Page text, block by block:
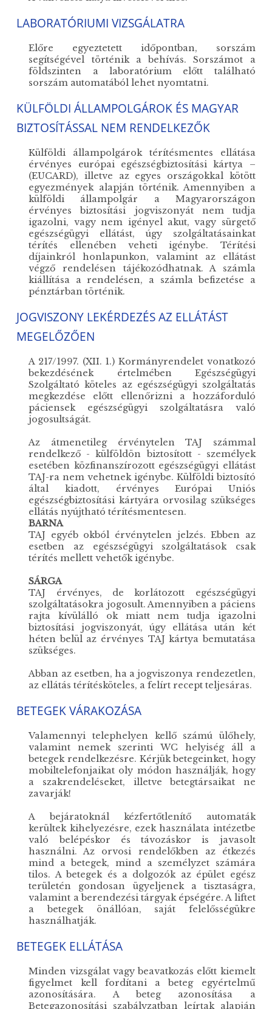
LABORATÓRIUMI VIZSGÁLATRA
Előre egyeztetett időpontban, sorszám
segítségével történik a behívás. Sorszámot a
földszinten a laboratórium előtt található
sorszám automatából lehet nyomtatni.
KÜLFÖLDI ÁLLAMPOLGÁROK ÉS MAGYAR
BIZTOSÍTÁSSAL NEM RENDELKEZŐK
Külföldi állampolgárok térítésmentes ellátása
érvényes európai egészségbiztosítási kártya –
(EUCARD), illetve az egyes országokkal kötött
egyezmények alapján történik. Amennyiben a
külföldi állampolgár a Magyarországon
érvényes biztosítási jogviszonyát nem tudja
igazolni, vagy nem igényel akut, vagy sürgető
egészségügyi ellátást, úgy szolgáltatásainkat
térítés ellenében veheti igénybe. Térítési
díjainkról honlapunkon, valamint az ellátást
végző rendelésen tájékozódhatnak. A számla
kiállítása a rendelésen, a számla befizetése a
pénztárban történik.
JOGVISZONY LEKÉRDEZÉS AZ ELLÁTÁST
MEGELŐZŐEN
A 217/1997. (XII. 1.) Kormányrendelet vonatkozó
bekezdésének értelmében Egészségügyi
Szolgáltató köteles az egészségügyi szolgáltatás
megkezdése előtt ellenőrizni a hozzáforduló
páciensek egészségügyi szolgáltatásra való
jogosultságát.
Az átmenetileg érvénytelen TAJ számmal
rendelkező - külföldön biztosított - személyek
esetében közfinanszírozott egészségügyi ellátást
TAJ-ra nem vehetnek igénybe. Külföldi biztosító
által kiadott, érvényes Európai Uniós
egészségbiztosítási kártyára orvosilag szükséges
ellátás nyújtható térítésmentesen.
BARNA
TAJ egyéb okból érvénytelen jelzés. Ebben az
esetben az egészségügyi szolgáltatások csak
térítés mellett vehetők igénybe.
SÁRGA
TAJ érvényes, de korlátozott egészségügyi
szolgáltatásokra jogosult. Amennyiben a páciens
rajta kívülálló ok miatt nem tudja igazolni
biztosítási jogviszonyát, úgy ellátása után két
héten belül az érvényes TAJ kártya bemutatása
szükséges.
Abban az esetben, ha a jogviszonya rendezetlen,
az ellátás térítésköteles, a felírt recept teljesáras.
BETEGEK VÁRAKOZÁSA
Valamennyi telephelyen kellő számú ülőhely,
valamint nemek szerinti WC helyiség áll a
betegek rendelkezésre. Kérjük betegeinket, hogy
mobiltelefonjaikat oly módon használják, hogy
a szakrendeléseket, illetve betegtársaikat ne
zavarják!
A bejáratoknál kézfertőtlenítő automaták
kerültek kihelyezésre, ezek használata intézetbe
való belépéskor és távozáskor is javasolt
használni. Az orvosi rendelőkben az étkezés
mind a betegek, mind a személyzet számára
tilos. A betegek és a dolgozók az épület egész
területén gondosan ügyeljenek a tisztaságra,
valamint a berendezési tárgyak épségére. A liftet
a betegek önállóan, saját felelősségükre
használhatják.
BETEGEK ELLÁTÁSA
Minden vizsgálat vagy beavatkozás előtt kiemelt
figyelmet kell fordítani a beteg egyértelmű
azonosítására. A beteg azonosítása a
Betegazonosítási szabályzatban leírtak alapján